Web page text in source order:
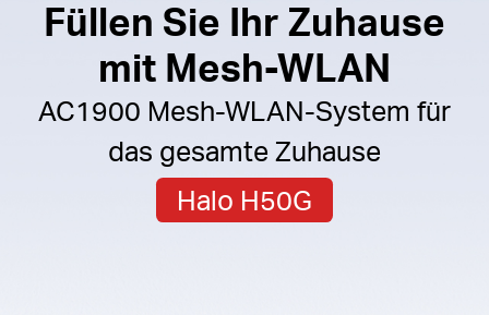
Füllen Sie Ihr Zuhause
mit Mesh-WLAN
AC1900 Mesh-WLAN-System für
das gesamte Zuhause
Halo H50G